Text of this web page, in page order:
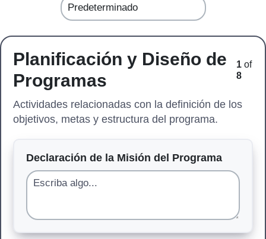
Planificación y Diseño de
Programas
1 of
8
Actividades relacionadas con la definición de los
objetivos, metas y estructura del programa.
Declaración de la Misión del Programa